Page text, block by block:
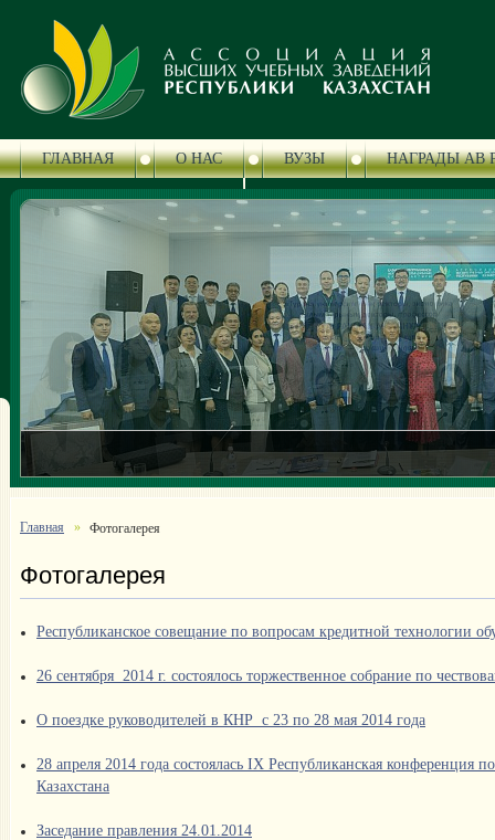
ГЛАВНАЯ О НАС ВУЗЫ НАГРАДЫ АВ
ЦЕНТР СЕРТИФИКАЦИИ
Главная Фотогалерея
Фотогалерея
Республиканское совещание по вопросам кредитной технологии
26 сентября 2014 г. состоялось торжественное собрание по
О поездке руководителей в КНР с 23 по 28 мая 2014 года
28 апреля 2014 года состоялась IX Республиканская конференция
Казахстана
Заседание правления 24.01.2014